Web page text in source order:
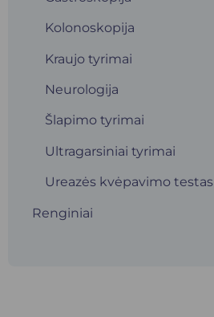
Kolonoskopija
Kraujo tyrimai
Neurologija
Šlapimo tyrimai
Ultragarsiniai tyrimai
Ureazės kvėpavimo testas
Renginiai